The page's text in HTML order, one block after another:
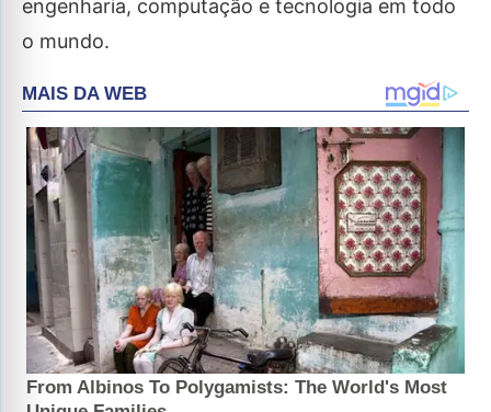
engenharia, computação e tecnologia em todo
o mundo.